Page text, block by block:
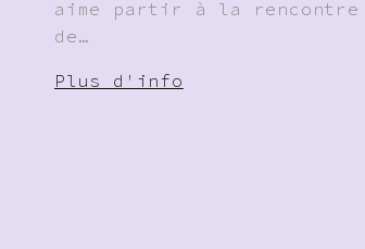
aime partir à la rencontre
de…
Plus d'info